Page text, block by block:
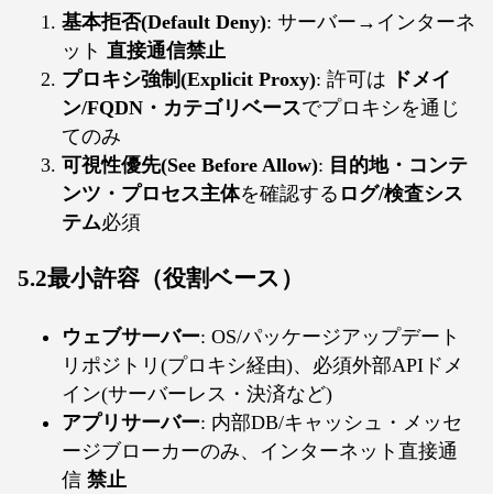
基本拒否(Default Deny): サーバー→インターネ
ット 直接通信禁止
プロキシ強制(Explicit Proxy): 許可は ドメイ
ン/FQDN・カテゴリベースでプロキシを通じ
てのみ
可視性優先(See Before Allow): 目的地・コンテ
ンツ・プロセス主体を確認する ログ/検査シス
テム必須
5.2最小許容（役割ベース）
ウェブサーバー: OS/パッケージアップデート
リポジトリ(プロキシ経由)、必須外部APIドメ
イン(サーバーレス・決済など)
アプリサーバー: 内部DB/キャッシュ・メッセ
ージブローカーのみ、インターネット直接通
信 禁止